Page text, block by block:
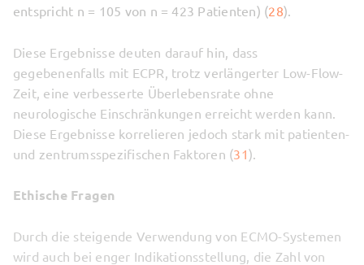
entspricht n = 105 von n = 423 Patienten) (28).
Diese Ergebnisse deuten darauf hin, dass
gegebenenfalls mit ECPR, trotz verlängerter Low-Flow-
Zeit, eine verbesserte Überlebensrate ohne
neurologische Einschränkungen erreicht werden kann.
Diese Ergebnisse korrelieren jedoch stark mit patienten-
und zentrumsspezifischen Faktoren (31).
Ethische Fragen
Durch die steigende Verwendung von ECMO-Systemen
wird auch bei enger Indikationsstellung, die Zahl von